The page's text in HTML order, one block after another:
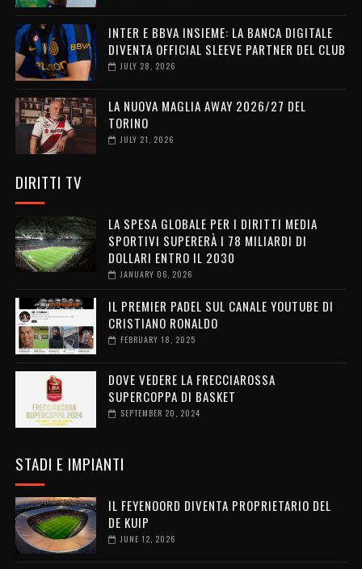
INTER E BBVA INSIEME: LA BANCA DIGITALE
DIVENTA OFFICIAL SLEEVE PARTNER DEL CLUB
JULY 28, 2026
LA NUOVA MAGLIA AWAY 2026/27 DEL
TORINO
JULY 21, 2026
DIRITTI TV
LA SPESA GLOBALE PER I DIRITTI MEDIA
SPORTIVI SUPERERÀ I 78 MILIARDI DI
DOLLARI ENTRO IL 2030
JANUARY 06, 2026
IL PREMIER PADEL SUL CANALE YOUTUBE DI
CRISTIANO RONALDO
FEBRUARY 18, 2025
DOVE VEDERE LA FRECCIAROSSA
SUPERCOPPA DI BASKET
SEPTEMBER 20, 2024
STADI E IMPIANTI
IL FEYENOORD DIVENTA PROPRIETARIO DEL
DE KUIP
JUNE 12, 2026